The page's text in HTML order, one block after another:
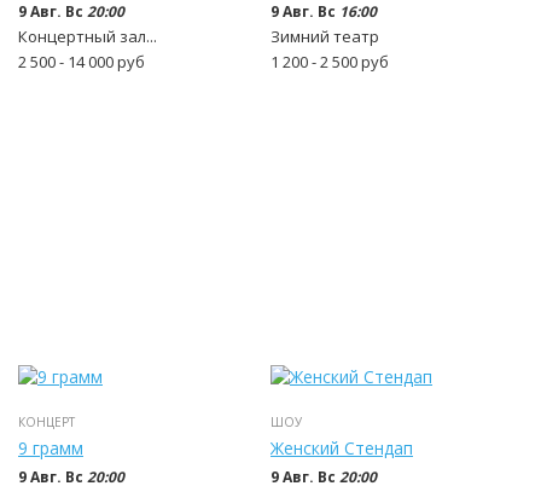
9 Авг. Вс 20:00
Концертный зал...
2 500 - 14 000руб
9 Авг. Вс 16:00
Зимний театр
1 200 - 2 500руб
КОНЦЕРТ
9 грамм
9 Авг. Вс 20:00
ШОУ
Женский Стендап
9 Авг. Вс 20:00